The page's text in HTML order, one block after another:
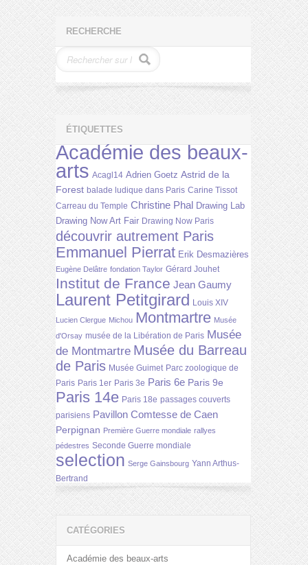
RECHERCHE
ÉTIQUETTES
Académie des beaux-
arts Acagl14 Adrien Goetz Astrid de la
Forest balade ludique dans Paris Carine Tissot
Carreau du Temple Christine Phal Drawing Lab
Drawing Now Art Fair Drawing Now Paris
découvrir autrement Paris
Emmanuel Pierrat Erik Desmazières
Eugène Delâtre fondation Taylor Gérard Jouhet
Institut de France Jean Gaumy
Laurent Petitgirard Louis XIV
Lucien Clergue Michou Montmartre Musée
d'Orsay musée de la Libération de Paris Musée
de Montmartre Musée du Barreau
de Paris Musée Guimet Parc zoologique de
Paris Paris 1er Paris 3e Paris 6e Paris 9e
Paris 14e Paris 18e passages couverts
parisiens Pavillon Comtesse de Caen
Perpignan Première Guerre mondiale rallyes
pédestres Seconde Guerre mondiale
selection Serge Gainsbourg Yann Arthus-
Bertrand
CATÉGORIES
Académie des beaux-arts